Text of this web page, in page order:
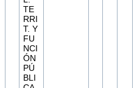
TE
RRI
T. Y
FU
NCI
ÓN
PÚ
BLI